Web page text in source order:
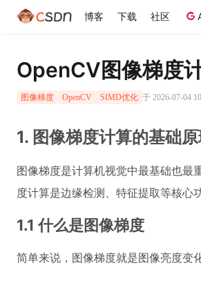
博客 下载 社区
OpenCV图像梯度
图像梯度 OpenCV SIMD优化 于 2026-07-04
1. 图像梯度计算的基础
图像梯度是计算机视觉中最基础也最
度计算是边缘检测、特征提取等核心
1.1 什么是图像梯度
简单来说，图像梯度就是图像亮度变